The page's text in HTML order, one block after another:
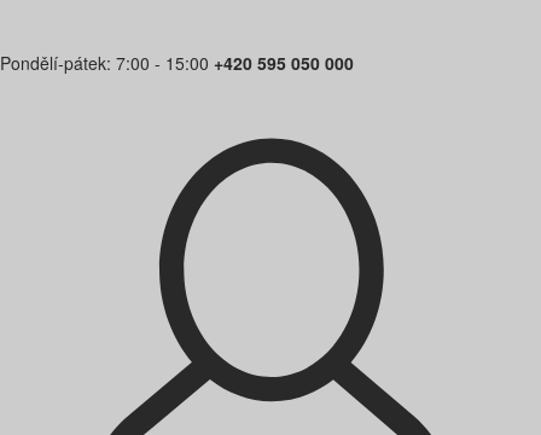
Pondělí-pátek: 7:00 - 15:00 +420 595 050 000